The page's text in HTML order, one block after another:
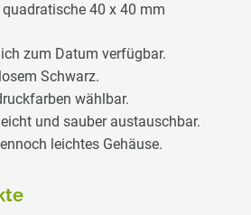
40 x 40 mm
zum Datum verfügbar.
Schwarz.
wählbar.
und sauber austauschbar.
leichtes Gehäuse.